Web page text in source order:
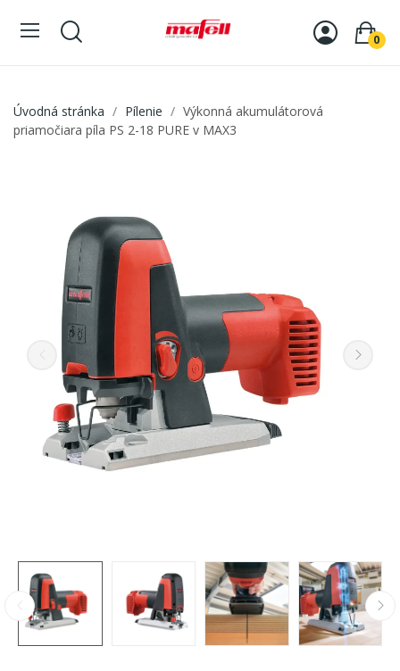
0
Úvodná stránka Pílenie
Výkonná akumulátorová
priamočiara píla PS 2-18 PURE v MAX3